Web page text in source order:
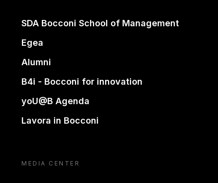
SDA Bocconi School of Management
Egea
Alumni
B4i - Bocconi for innovation
yoU@B Agenda
Lavora in Bocconi
MEDIA CENTER